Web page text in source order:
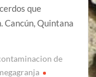
que
Cancún, Quintana
de